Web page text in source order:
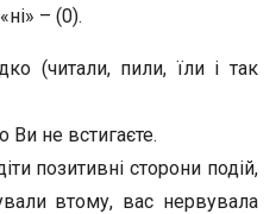
– (0).
(читали, пили, їли і так
Ви не встигаєте.
позитивні сторони подій,
втому, вас нервувала